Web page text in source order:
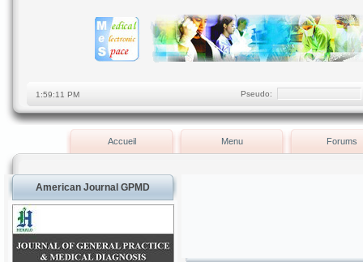
Pseudo:
Accueil Menu Forums
American Journal GPMD